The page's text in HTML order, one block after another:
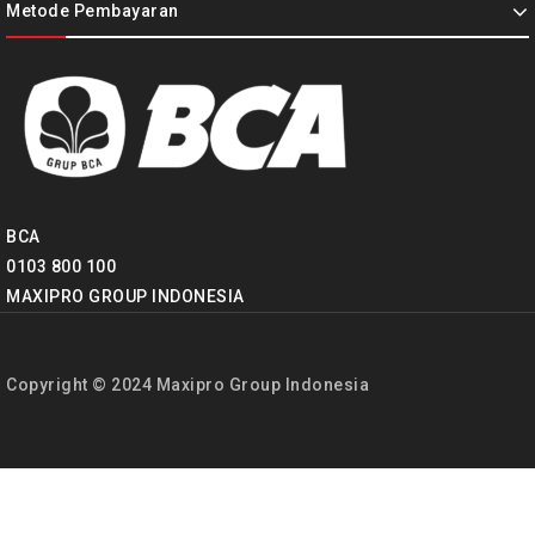
Metode Pembayaran
BCA
0103 800 100
MAXIPRO GROUP INDONESIA
Copyright © 2024 Maxipro Group Indonesia